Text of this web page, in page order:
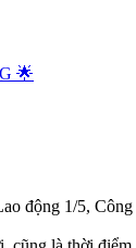
🌟
động 1/5,